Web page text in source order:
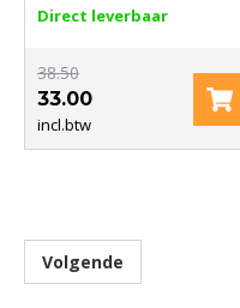
Direct leverbaar
38.50
33.00
incl.btw
Volgende